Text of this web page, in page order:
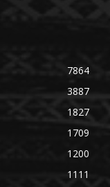
7864
3887
1827
1709
1200
1111